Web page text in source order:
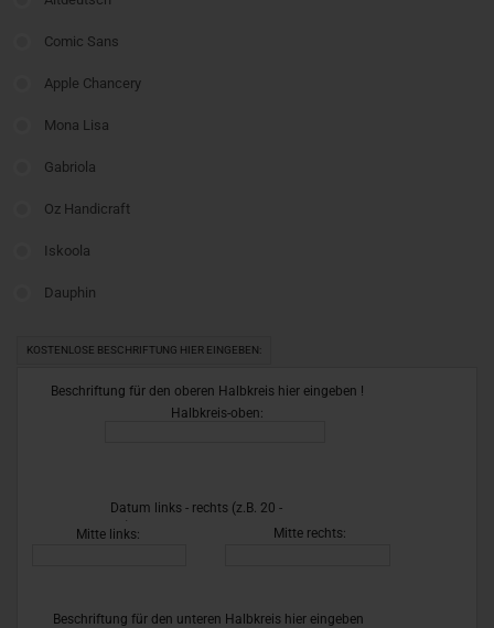
Comic Sans
Apple Chancery
Mona Lisa
Gabriola
Oz Handicraft
Iskoola
Dauphin
KOSTENLOSE BESCHRIFTUNG HIER EINGEBEN:
Beschriftung für den oberen Halbkreis hier eingeben !
Datum links - rechts (z.B. 20 -
26)
Halbkreis-oben:
Beschriftung für den unteren Halbkreis hier eingeben
Mitte links: Mitte rechts: